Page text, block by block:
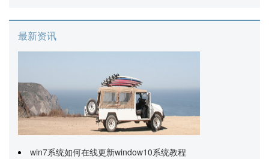
最新资讯
win7系统如何在线更新window10系统教程